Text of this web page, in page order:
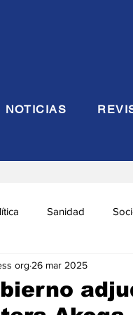
NOTICIAS
Sanidad
Turismo
org 26 mar 2025